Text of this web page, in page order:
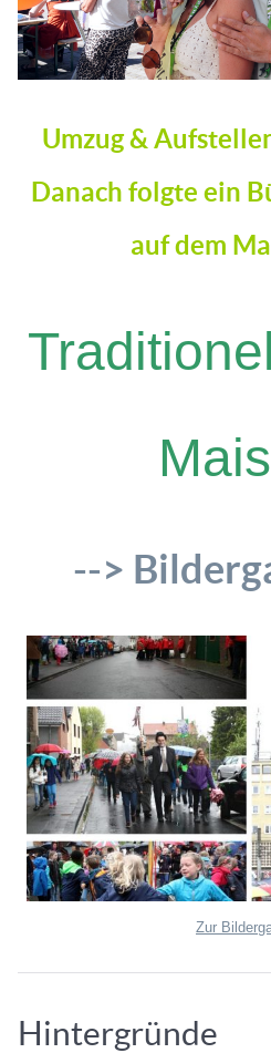
Umzug &
Danach folgte ein
auf dem
-->
Zur
Hintergründe